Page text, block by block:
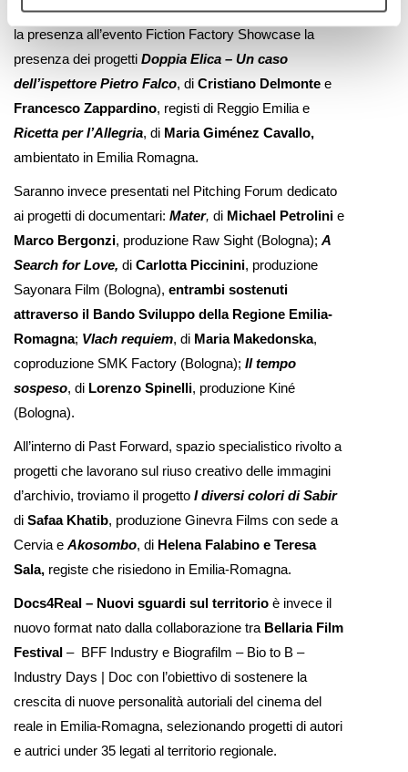
dell’audiovisivo che saràdal’8 al 10 giugno, segnaliamo
la presenza all’evento Fiction Factory Showcase la
presenza dei progetti Doppia Elica – Un caso
dell’ispettore Pietro Falco, di Cristiano Delmonte e
Francesco Zappardino, registi di Reggio Emilia e
Ricetta per l’Allegria, di Maria Giménez Cavallo,
ambientato in Emilia Romagna.
Saranno invece presentati nel Pitching Forum dedicato
ai progetti di documentari: Mater, di Michael Petrolini e
Marco Bergonzi, produzione Raw Sight (Bologna); A
Search for Love, di Carlotta Piccinini, produzione
Sayonara Film (Bologna), entrambi sostenuti
attraverso il Bando Sviluppo della Regione Emilia-
Romagna; Vlach requiem, di Maria Makedonska,
coproduzione SMK Factory (Bologna); Il tempo
sospeso, di Lorenzo Spinelli, produzione Kiné
(Bologna).
All’interno di Past Forward, spazio specialistico rivolto a
progetti che lavorano sul riuso creativo delle immagini
d’archivio, troviamo il progetto I diversi colori di Sabir
di Safaa Khatib, produzione Ginevra Films con sede a
Cervia e Akosombo, di Helena Falabino e Teresa
Sala, registe che risiedono in Emilia-Romagna.
Docs4Real – Nuovi sguardi sul territorio è invece il
nuovo format nato dalla collaborazione tra Bellaria Film
Festival – BFF Industry e Biografilm – Bio to B –
Industry Days | Doc con l’obiettivo di sostenere la
crescita di nuove personalità autoriali del cinema del
reale in Emilia-Romagna, selezionando progetti di autori
e autrici under 35 legati al territorio regionale.